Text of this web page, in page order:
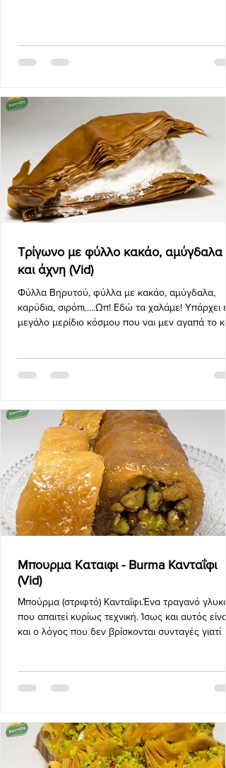
Τρίγωνο με φύλλο κακάο, αμύγδαλα
και άχνη (Vid)
Φύλλα Βηρυτού, φύλλα με κακάο, αμύγδαλα,
καρύδια, σιρόπι.....Ωπ! Εδώ τα χαλάμε! Υπάρχει ένα
μεγάλο μερίδιο κόσμου που ναι μεν αγαπά το
Mπουρμα Kαταιφι - Burma Κανταΐφι
(Vid)
Μπούρμα (στριφτό) Κανταΐφι.Ένα τραγανό γλυκό
που απαιτεί κυρίως τεχνική. Ίσως και αυτός είναι
και ο λόγος που δεν βρίσκονται συνταγές γιατί